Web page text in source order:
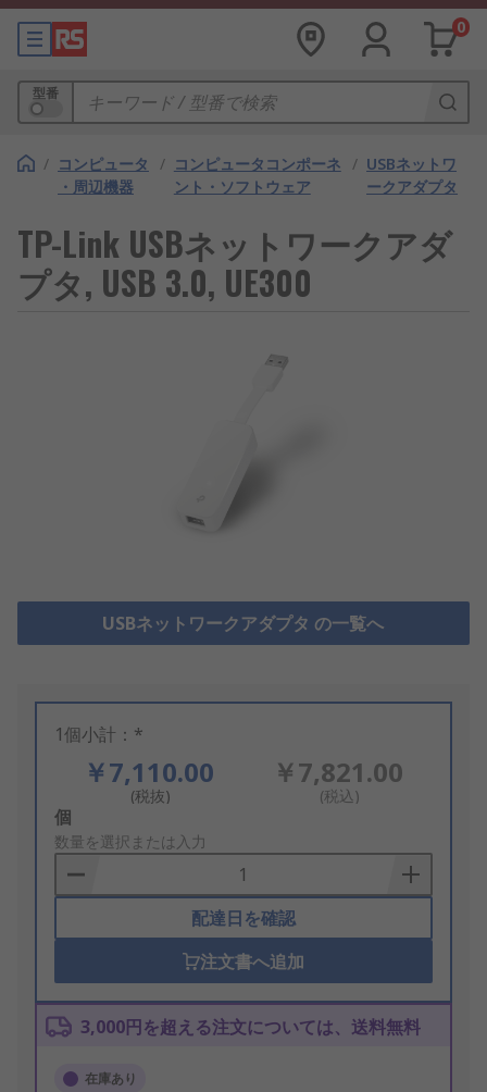
0
型番
/ コンピュータ
・周辺機器
/ コンピュータコンポーネ
ント・ソフトウェア
/ USBネットワ
ークアダプタ
TP-Link USBネットワークアダ
プタ, USB 3.0, UE300
USBネットワークアダプタ の一覧へ
1個小計：*
￥7,110.00
(税抜)
￥7,821.00
(税込)
Add
to
Basket
個
数量を選択または入力
配達日を確認
注文書へ追加
3,000円を超える注文については、送料無料
在庫あり